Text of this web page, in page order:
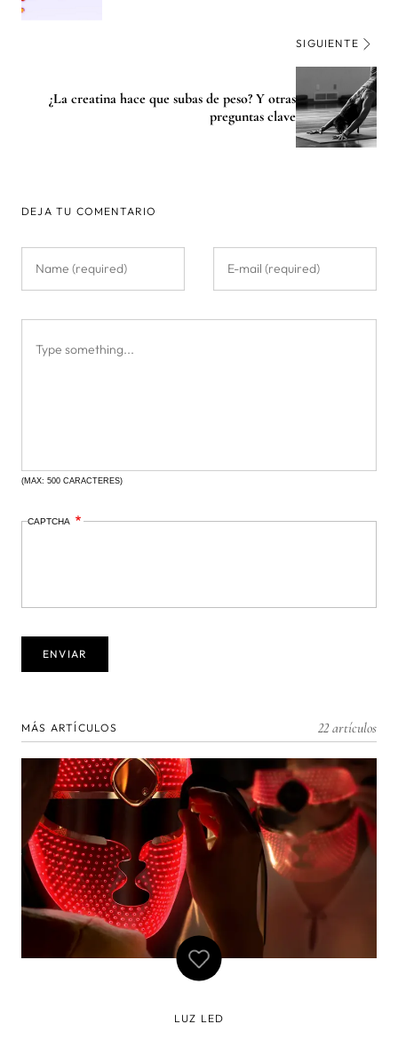
SIGUIENTE
¿La creatina hace que subas de peso? Y otras
preguntas clave
DEJA TU COMENTARIO
(MAX: 500 CARACTERES)
CAPTCHA
MÁS ARTÍCULOS 22 artículos
LUZ LED